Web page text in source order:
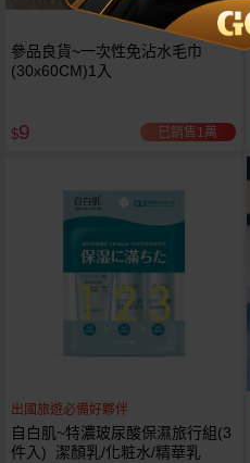
參品良貨~一次性免沾水毛巾
(30x60CM)1入
$9 已銷售1萬
出國旅遊必備好夥伴
自白肌~特濃玻尿酸保濕旅行組(3
件入) 潔顏乳/化粧水/精華乳